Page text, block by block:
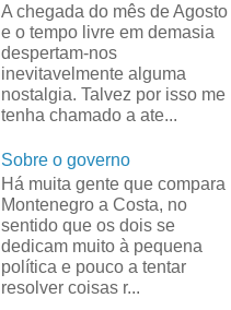
A chegada do mês de Agosto
e o tempo livre em demasia
despertam-nos
inevitavelmente alguma
nostalgia. Talvez por isso me
tenha chamado a ate...
Sobre o governo
Há muita gente que compara
Montenegro a Costa, no
sentido que os dois se
dedicam muito à pequena
política e pouco a tentar
resolver coisas r...